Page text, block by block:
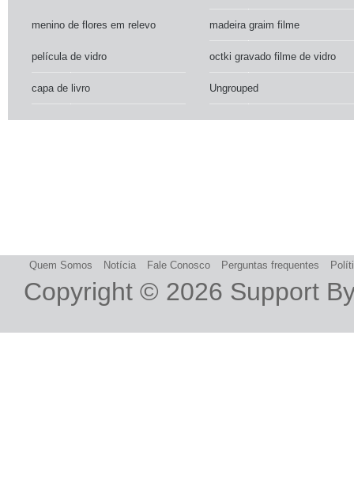
menino de flores em relevo
película de vidro
madeira graim filme
octki gravado filme de vidro
capa de livro Ungrouped
Quem Somos Notícia Fale Conosco Perguntas frequentes
Copyright © 2026 Support